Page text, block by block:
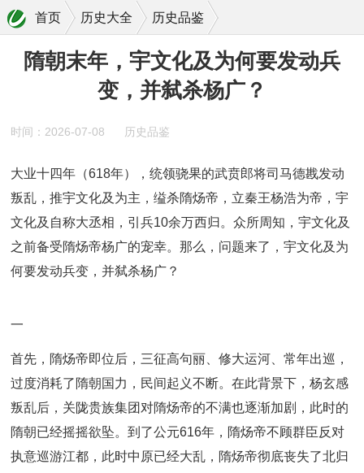
首页 历史大全 历史品鉴
隋朝末年，宇文化及为何要发动兵变，并弑杀杨广？
隋朝末年，宇文化及为何要发动兵
变，并弑杀杨广？
时间：2026-07-08 历史品鉴
大业十四年（618年），统领骁果的武贲郎将司马德戡发动
叛乱，推宇文化及为主，缢杀隋炀帝，立秦王杨浩为帝，宇
文化及自称大丞相，引兵10余万西归。众所周知，宇文化及
之前备受隋炀帝杨广的宠幸。那么，问题来了，宇文化及为
何要发动兵变，并弑杀杨广？
一
首先，隋炀帝即位后，三征高句丽、修大运河、常年出巡，
过度消耗了隋朝国力，民间起义不断。在此背景下，杨玄感
叛乱后，关陇贵族集团对隋炀帝的不满也逐渐加剧，此时的
隋朝已经摇摇欲坠。到了公元616年，隋炀帝不顾群臣反对
执意巡游江都，此时中原已经大乱，隋炀帝彻底丧失了北归